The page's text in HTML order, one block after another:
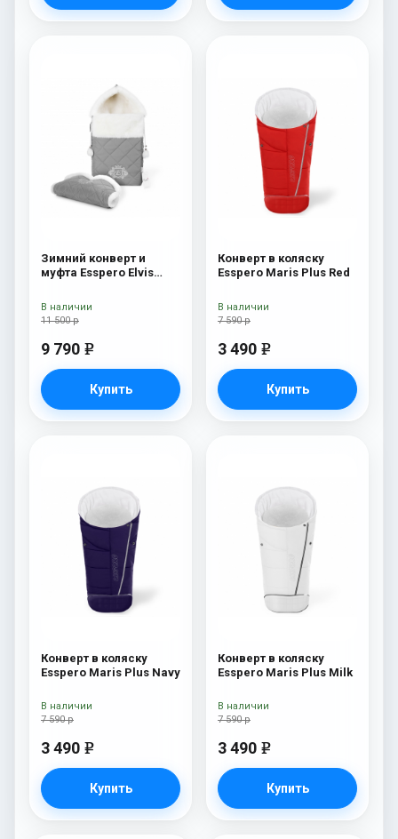
Зимний конверт и
муфта Esspero Elvis
11 500 р
9 790 e
Купить
В наличии
Конверт в коляску
Esspero Maris Plus Red
7 590 р
3 490 e
Купить
В наличии
Конверт в коляску
Esspero Maris Plus Navy
7 590 р
3 490 e
Купить
В наличии
Конверт в коляску
Esspero Maris Plus Milk
7 590 р
3 490 e
Купить
В наличии